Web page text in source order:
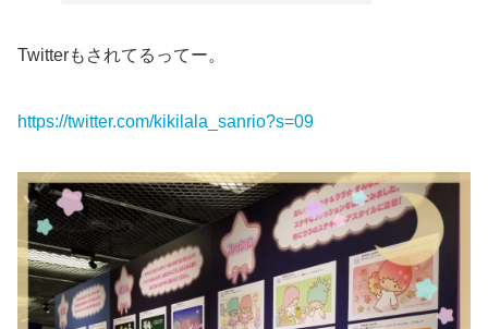
Twitterもされてるってー。
https://twitter.com/kikilala_sanrio?s=09